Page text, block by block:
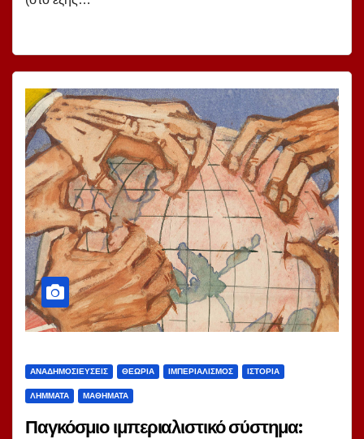
ΑΝΑΔΗΜΟΣΙΕΎΣΕΙΣ ΘΕΩΡΊΑ ΙΜΠΕΡΙΑΛΙΣΜΌΣ ΙΣΤΟΡΊΑ
ΛΉΜΜΑΤΑ ΜΑΘΉΜΑΤΑ
Παγκόσμιο ιμπεριαλιστικό σύστημα: